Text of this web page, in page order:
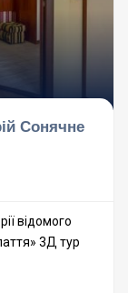
Сонячне
відомого
3Д тур